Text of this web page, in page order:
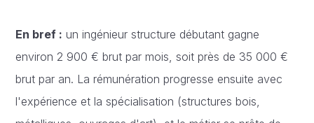
En bref : un ingénieur structure débutant gagne
environ 2 900 € brut par mois, soit près de 35 000 €
brut par an. La rémunération progresse ensuite avec
l'expérience et la spécialisation (structures bois,